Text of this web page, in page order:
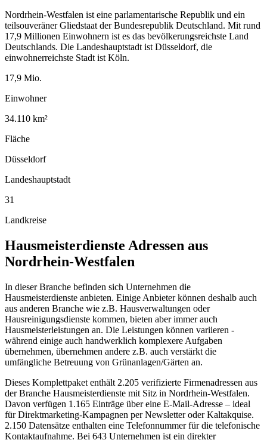
Nordrhein-Westfalen ist eine parlamentarische Republik und ein
teilsouveräner Gliedstaat der Bundesrepublik Deutschland. Mit rund
17,9 Millionen Einwohnern ist es das bevölkerungsreichste Land
Deutschlands. Die Landeshauptstadt ist Düsseldorf, die
einwohnerreichste Stadt ist Köln.
17,9 Mio.
Einwohner
34.110 km²
Fläche
Düsseldorf
Landeshauptstadt
31
Landkreise
Hausmeisterdienste Adressen aus
Nordrhein-Westfalen
In dieser Branche befinden sich Unternehmen die
Hausmeisterdienste anbieten. Einige Anbieter können deshalb auch
aus anderen Branche wie z.B. Hausverwaltungen oder
Hausreinigungsdienste kommen, bieten aber immer auch
Hausmeisterleistungen an. Die Leistungen können variieren -
während einige auch handwerklich komplexere Aufgaben
übernehmen, übernehmen andere z.B. auch verstärkt die
umfängliche Betreuung von Grünanlagen/Gärten an.
Dieses Komplettpaket enthält 2.205 verifizierte Firmenadressen aus
der Branche Hausmeisterdienste mit Sitz in Nordrhein-Westfalen.
Davon verfügen 1.165 Einträge über eine E-Mail-Adresse – ideal
für Direktmarketing-Kampagnen per Newsletter oder Kaltakquise.
2.150 Datensätze enthalten eine Telefonnummer für die telefonische
Kontaktaufnahme. Bei 643 Unternehmen ist ein direkter